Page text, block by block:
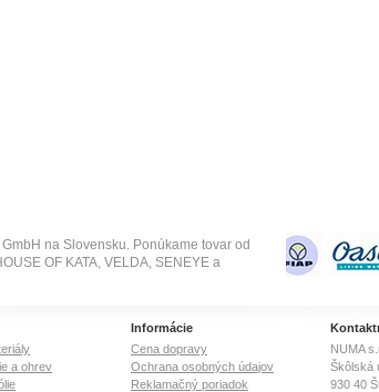
na Slovensku. Ponúkame tovar od
OF KATA, VELDA, SENEYE a
a ohrev
Informácie
Cena dopravy
Ochrana osobných údajov
Reklamačný poriadok
NUMA
Škôlská
930 40